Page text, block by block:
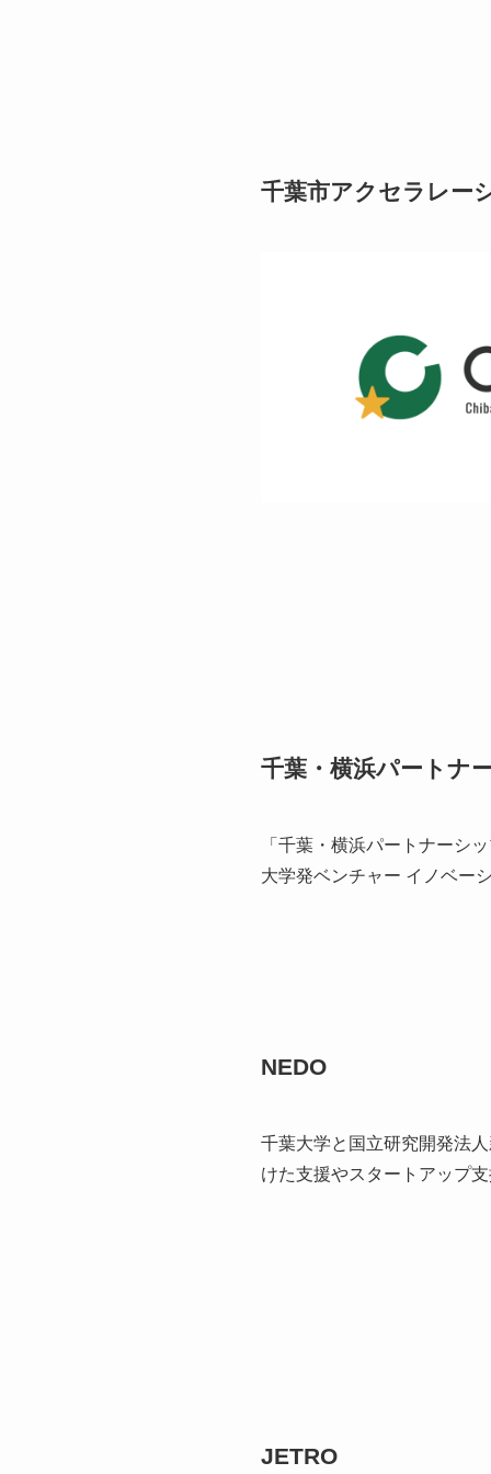
千葉市アクセラレー
千葉・横浜パートナ
「千葉・横浜パートナーシ
大学発ベンチャー イノベー
NEDO
千葉大学と国立研究開発法
けた支援やスタートアップ
JETRO